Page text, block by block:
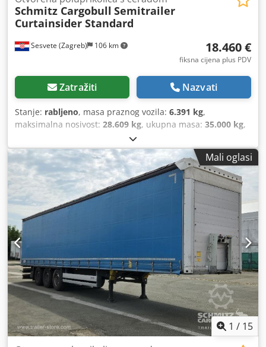
Sesvete (Zagreb) 106 km
Schmitz Cargobull Semitrailer
Curtainsider Standard
18.460 €
fiksna cijena plus PDV
Zatražiti Nazvati
Stanje: rabljeno, masa praznog vozila: 6.391 kg,
maksimalna nosivost: 28.609 kg, ukupna masa: 35.000 kg,
3 osovine
duljina prostora za utovar:13.620 mm, širina utovarnog
prostora: 2.480 mm, visina utovarnog prostora: 2.730 mm,
volumen tovarnog prostora:92 m³, ovjes:zrak , dimenzija
gume:
385/65 R22,5, boja:plava , Godina proizvodnje:2022
Oprema:
ABS,
Mali oglasi
1 / 15